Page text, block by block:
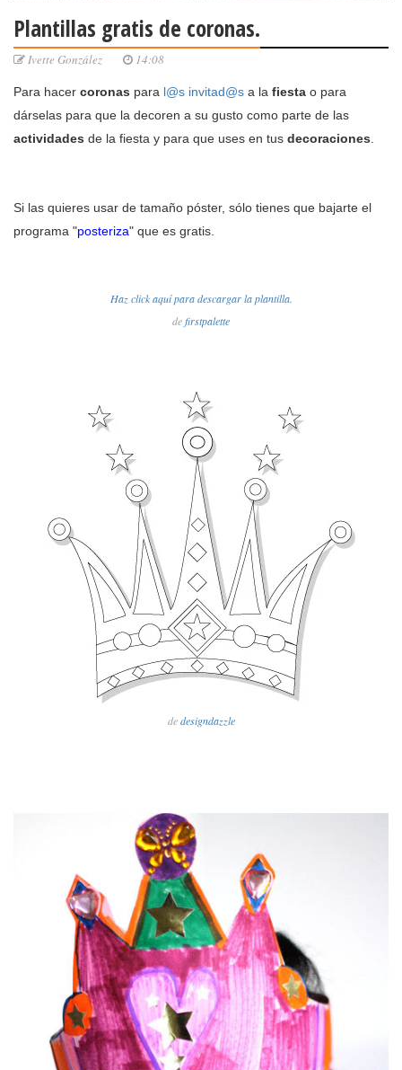
Plantillas gratis de coronas.
Ivette González 14:08
Para hacer coronas para l@s invitad@s a la fiesta o para
dárselas para que la decoren a su gusto como parte de las
actividades de la fiesta y para que uses en tus decoraciones
Si las quieres usar de tamaño póster, sólo tienes que bajarte el
programa "posteriza" que es gratis.
Haz click aquí para descargar la plantilla.
defirstpalette
dedesigndazzle